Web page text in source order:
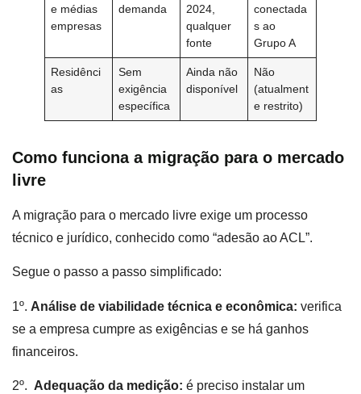
e médias
empresas
demanda
2024,
qualquer
fonte
conectada
s ao
Grupo A
Residênci
as
Sem
exigência
específica
Ainda não
disponível
Não
(atualment
e restrito)
Como funciona a migração para o mercado
livre
A migração para o mercado livre exige um processo
técnico e jurídico, conhecido como “adesão ao ACL”.
Segue o passo a passo simplificado:
1º. Análise de viabilidade técnica e econômica: verifica
se a empresa cumpre as exigências e se há ganhos
financeiros.
2º. Adequação da medição: é preciso instalar um